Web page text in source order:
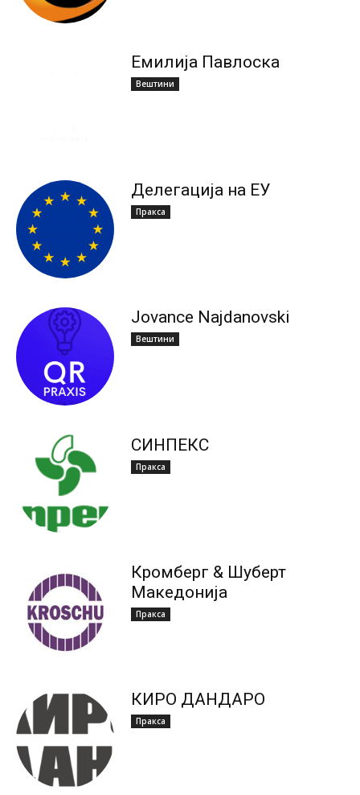
Емилија Павлоска
Вештини
Делегација на ЕУ
Пракса
Jovance Najdanovski
Вештини
СИНПЕКС
Пракса
Кромберг & Шуберт
Македонија
Пракса
КИРО ДАНДАРО
Пракса